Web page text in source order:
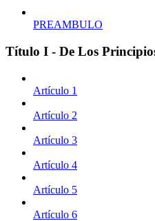
PREAMBULO
Título I - De Los
Artículo 1
Artículo 2
Artículo 3
Artículo 4
Artículo 5
Artículo 6